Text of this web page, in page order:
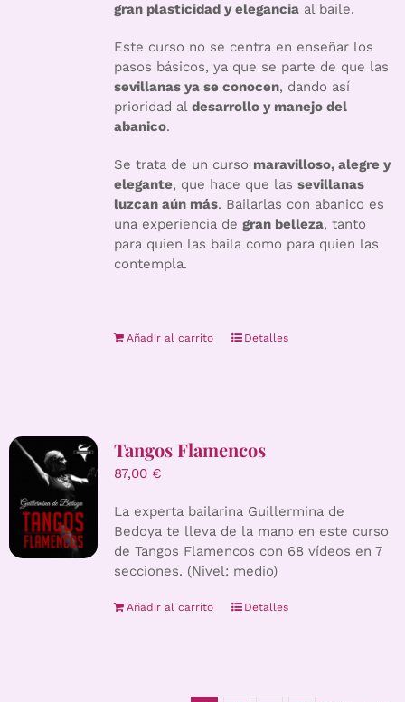
gran plasticidad y eleganciaal baile.
Este curso no se centra en enseñar los
pasos básicos, ya que se parte de que las
sevillanas ya se conocen, dando así
prioridad al desarrollo y manejo del
abanico.
Se trata de un curso maravilloso, alegre y
elegante, que hace que las sevillanas
luzcan aún más. Bailarlas con abanico es
una experiencia de gran belleza, tanto
para quien las baila como para quien las
contempla.
Añadir al carrito Detalles
Tangos Flamencos
87,00 €
La experta bailarina Guillermina de
Bedoya te lleva de la mano en este curso
de Tangos Flamencos con 68 vídeos en 7
secciones. (Nivel: medio)
Añadir al carrito Detalles